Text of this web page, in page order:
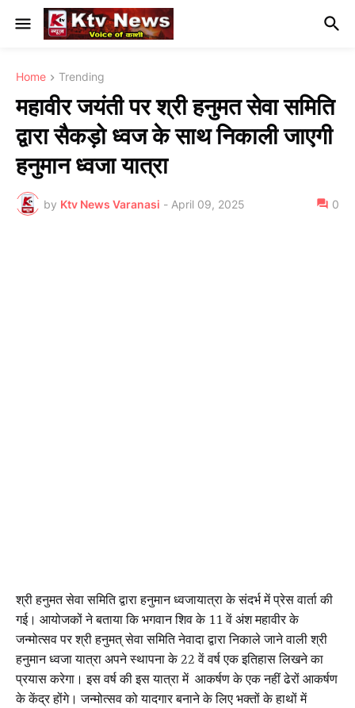
Home Trending
महावीर जयंती पर श्री हनुमत सेवा समिति
द्वारा सैकड़ो ध्वज के साथ निकाली जाएगी
हनुमान ध्वजा यात्रा
by Ktv News Varanasi - April 09, 2025 0
श्री हनुमत सेवा समिति द्वारा हनुमान ध्वजायात्रा के संदर्भ में प्रेस वार्ता की
गई। आयोजकों ने बताया कि भगवान शिव के 11 वें अंश महावीर के
जन्मोत्सव पर श्री हनुमत् सेवा समिति नेवादा द्वारा निकाले जाने वाली श्री
हनुमान ध्वजा यात्रा अपने स्थापना के 22 वें वर्ष एक इतिहास लिखने का
प्रयास करेगा। इस वर्ष की इस यात्रा में आकर्षण के एक नहीं ढेरों आकर्षण
के केंद्र होंगे। जन्मोत्सव को यादगार बनाने के लिए भक्तों के हाथों में